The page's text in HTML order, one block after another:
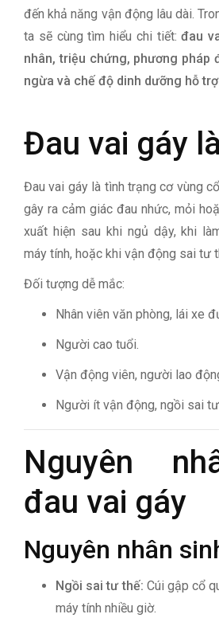
đến khả năng vận động lâu dài.
ta sẽ cùng tìm hiểu chi tiết:đau
nhân, triệu chứng, phương pháp
ngừa và chế độ dinh dưỡng hỗ
Đau vai gáy
Đau vai gáy là tình trạng cơ vùng
gây ra cảm giác đau nhức, mỏi
xuất hiện sau khi ngủ dậy, khi
máy tính, hoặc khi vận động sai tư
Đối tượng dễ mắc:
Nhân viên văn phòng, lái xe
Người cao tuổi.
Vận động viên, người lao
Người ít vận động, ngồi sai tư
Nguyên
đau vai gáy
Nguyên nhân
Ngồi sai tư thế: Cúi gập cổ
máy tính nhiều giờ.